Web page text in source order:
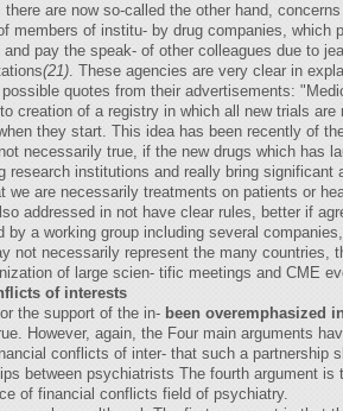
are now so-called the other hand,
members of institu- by drug companies, which
pay the speak- of other colleagues due to
(21). These agencies are very clear in
quotes from their advertisements:
creation of a registry in which all new trials
they start. This idea has been recently of
necessarily true, if the new drugs which has
research institutions and really bring
we are necessarily treatments on patients or
addressed in not have clear rules, better if
by a working group including several
not necessarily represent the many
of large scien- tific meetings and CME
of interests
the support of the in- been overemphasized
However, again, the Four main arguments
conflicts of inter- that such a partnership
between psychiatrists The fourth argument
of financial conflicts field of psychiatry.